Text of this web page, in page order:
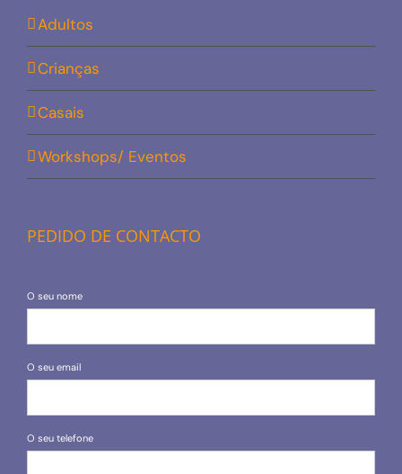
Adultos
Crianças
Casais
Workshops/ Eventos
PEDIDO DE CONTACTO
O seu nome
O seu email
O seu telefone